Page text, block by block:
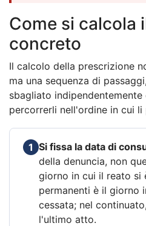
Come si calcola
concreto
Il calcolo della prescrizione
ma una sequenza di
sbagliato
percorrerli nell'ordine in cui
1 Si fissa la data di
della denuncia, non
giorno in cui il reato si
permanenti è il giorno
cessata; nel
l'ultimo atto.